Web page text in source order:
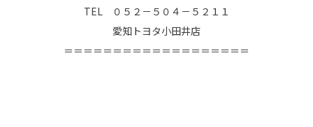
TEL ０５２－５０４－５２１１
愛知トヨタ小田井店
＝＝＝＝＝＝＝＝＝＝＝＝＝＝＝＝＝＝＝